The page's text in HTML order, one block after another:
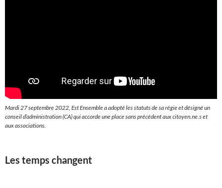
Mardi 27 septembre 2022, Est Ensemble a adopté les statuts de sa régie et désigné un
conseil d’administration (CA) qui accorde une place sans précédent aux citoyen.ne.s et
aux associations.
Les temps changent